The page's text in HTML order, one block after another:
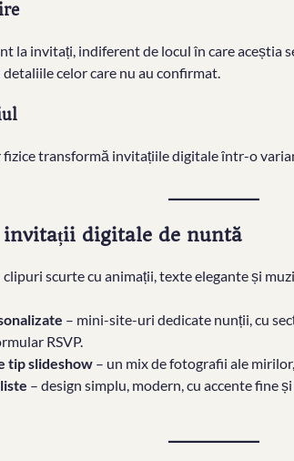
la invitați, indiferent de locul în care aceștia
celor care nu au confirmat.
fizice transformă invitațiile digitale într-o
digitale de nuntă
clipuri scurte cu animații, texte elegante și
– mini-site-uri dedicate nunții, cu
RSVP.
tip slideshow – un mix de fotografii ale
– design simplu, modern, cu accente